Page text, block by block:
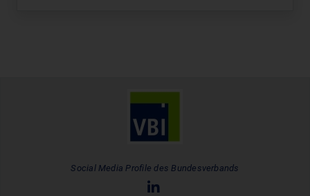
Social Media Profile des Bundesverbands